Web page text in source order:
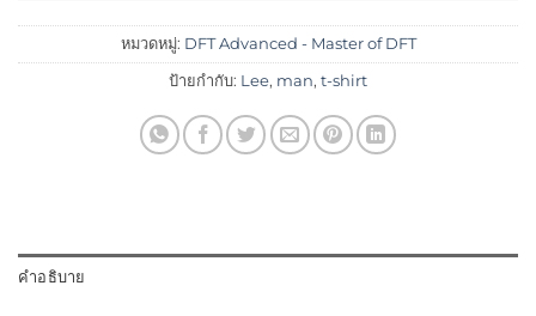
หมวดหมู่: DFT Advanced - Master of DFT
ป้ายกำกับ: Lee, man, t-shirt
คำอธิบาย